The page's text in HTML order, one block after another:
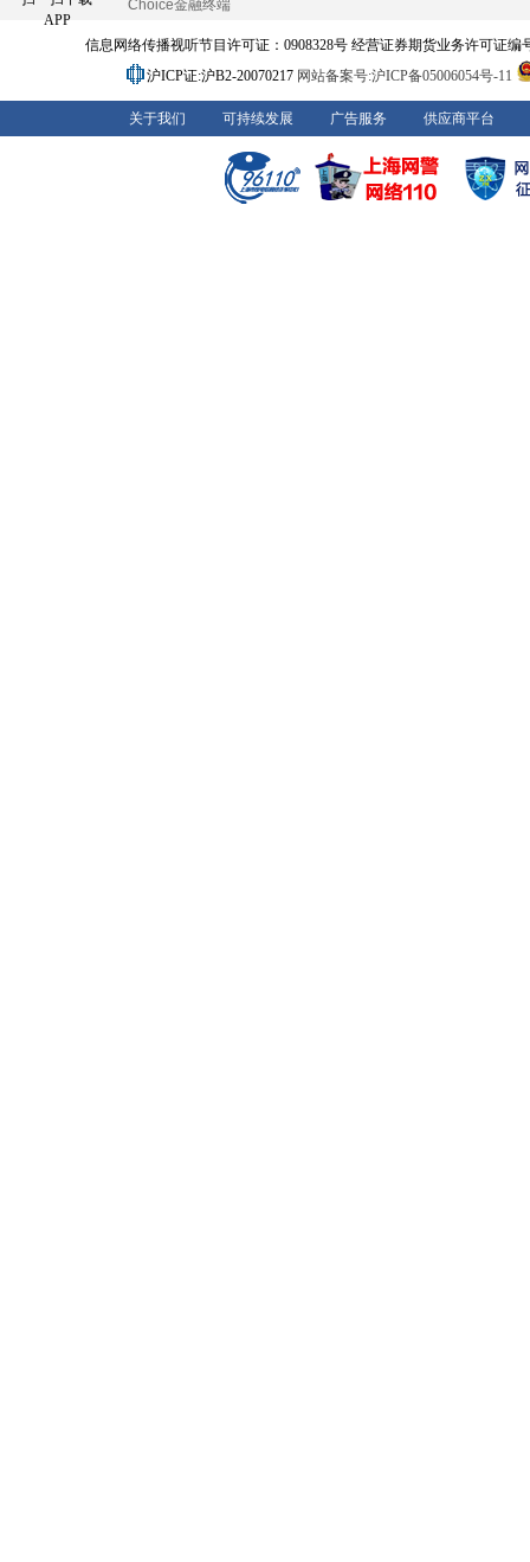
APP
Choice金融终端
信息网络传播视听节目许可证：0908328号 经营证券期货业务许可证编
沪ICP证:沪B2-20070217 网站备案号:沪ICP备05006054号-11
关于我们 可持续发展 广告服务 供应商平台